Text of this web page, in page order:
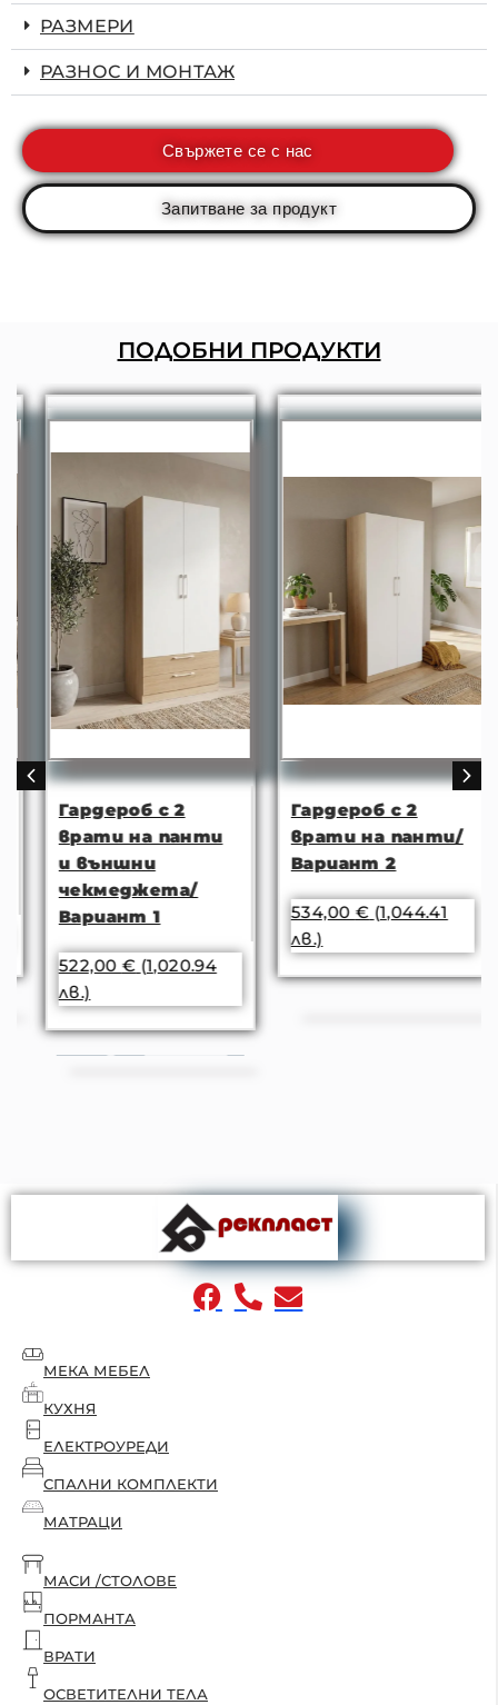
РАЗМЕРИ
РАЗНОС И МОНТАЖ
Свържете се с нас
Запитване за продукт
ПОДОБНИ ПРОДУКТИ
Гардероб с 2
врати на панти
и външни
чекмеджета/
Вариант 1
522,00€ (1,020.94
лв.)
Гардероб с 2
врати на панти/
Вариант 2
534,00€ (1,044.41
лв.)
МЕКА МЕБЕЛ
КУХНЯ
ЕЛЕКТРОУРЕДИ
СПАЛНИ КОМПЛЕКТИ
МАТРАЦИ
МАСИ /СТОЛОВЕ
ПОРМАНТА
ВРАТИ
ОСВЕТИТЕЛНИ ТЕЛА